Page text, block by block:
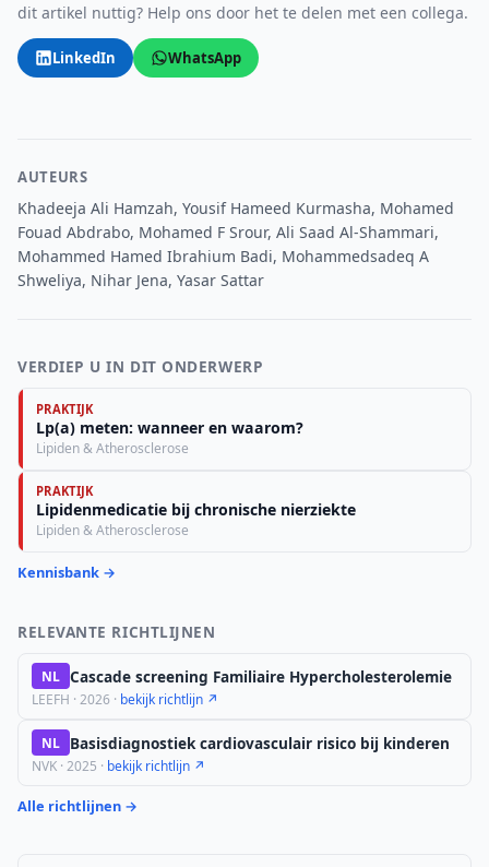
dit artikel nuttig? Help ons door het te delen met een collega.
LinkedIn WhatsApp
AUTEURS
Khadeeja Ali Hamzah, Yousif Hameed Kurmasha, Mohamed
Fouad Abdrabo, Mohamed F Srour, Ali Saad Al-Shammari,
Mohammed Hamed Ibrahium Badi, Mohammedsadeq A
Shweliya, Nihar Jena, Yasar Sattar
VERDIEP U IN DIT ONDERWERP
PRAKTIJK
Lp(a) meten: wanneer en waarom?
Lipiden & Atherosclerose
PRAKTIJK
Lipidenmedicatie bij chronische nierziekte
Lipiden & Atherosclerose
Kennisbank →
RELEVANTE RICHTLIJNEN
NL Cascade screening Familiaire Hypercholesterolemie
LEEFH · 2026 · bekijk richtlijn ↗
NL Basisdiagnostiek cardiovasculair risico bij kinderen
NVK · 2025 · bekijk richtlijn ↗
Alle richtlijnen →